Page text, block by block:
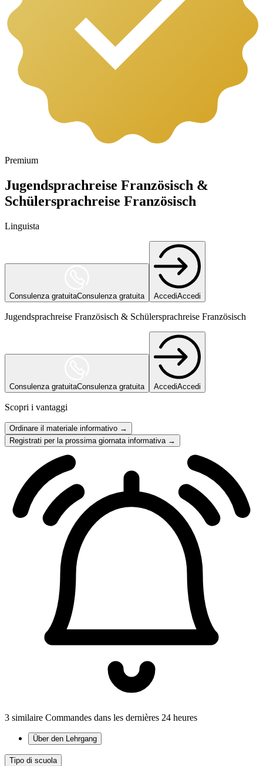
Premium
Jugendsprachreise Französisch &
Schülersprachreise Französisch
Linguista
Consulenza gratuitaConsulenza gratuita AccediAccedi
Jugendsprachreise Französisch & Schülersprachreise Französisch
Consulenza gratuitaConsulenza gratuita AccediAccedi
Scopri i vantaggi
Ordinare il materiale informativo →
Registrati per la prossima giornata informativa →
3 similaire Commandes dans les dernières 24 heures
Über den Lehrgang
Tipo di scuola